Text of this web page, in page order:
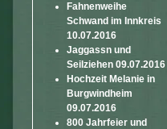
Fahnenweihe
Schwand im Innkreis
10.07.2016
Jaggassn und
Seilziehen 09.07.2016
Hochzeit Melanie in
Burgwindheim
09.07.2016
800 Jahrfeier und